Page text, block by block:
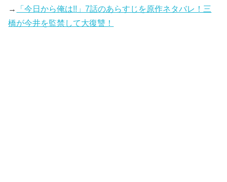
→
「今日から俺は!!」7話のあらすじを原作ネタバレ！三
橋が今井を監禁して大復讐！